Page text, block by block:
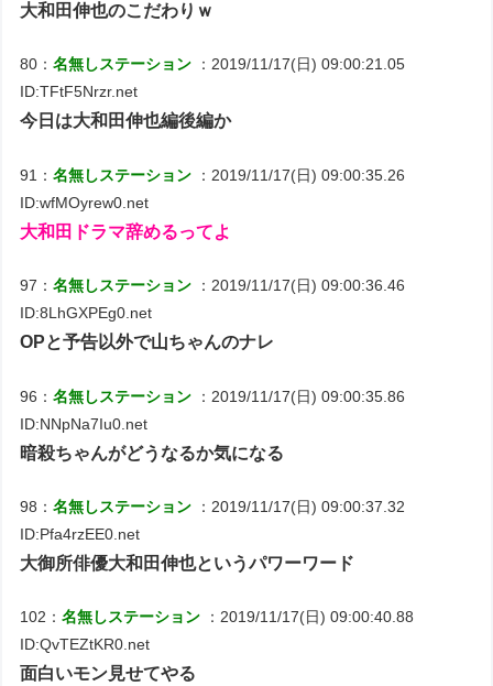
大和田伸也のこだわりｗ
80：名無しステーション
：2019/11/17(日) 09:00:21.05
ID:TFtF5Nrzr.net
今日は大和田伸也編後編か
91：名無しステーション
：2019/11/17(日) 09:00:35.26
ID:wfMOyrew0.net
大和田ドラマ辞めるってよ
97：名無しステーション
：2019/11/17(日) 09:00:36.46
ID:8LhGXPEg0.net
OPと予告以外で山ちゃんのナレ
96：名無しステーション
：2019/11/17(日) 09:00:35.86
ID:NNpNa7Iu0.net
暗殺ちゃんがどうなるか気になる
98：名無しステーション
：2019/11/17(日) 09:00:37.32
ID:Pfa4rzEE0.net
大御所俳優大和田伸也というパワーワード
102：名無しステーション
：2019/11/17(日) 09:00:40.88
ID:QvTEZtKR0.net
面白いモン見せてやる